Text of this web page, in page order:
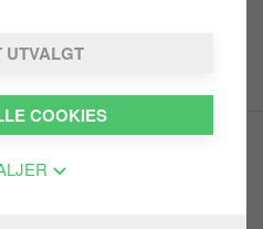
UTVALGT
COOKIES